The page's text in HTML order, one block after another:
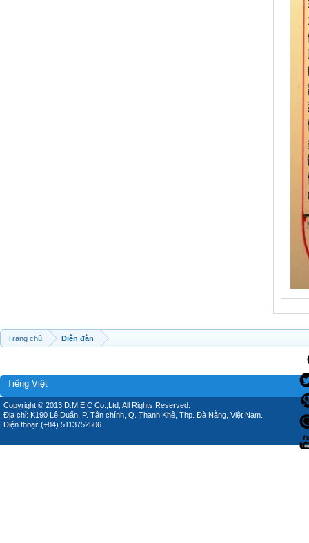
Trang chủ Diễn đàn
Tiếng Việt
Copyright © 2013 D.M.E.C Co.,Ltd, All Rights Reserved.
Địa chỉ: K190 Lê Duẩn, P. Tân chính, Q. Thanh Khê, Thp. Đà Nẵng, Việt Nam.
Điện thoại: (+84) 5113752506